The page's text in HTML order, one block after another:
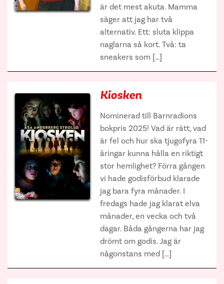
är det mest akuta. Mamma
säger att jag har två
alternativ. Ett: sluta klippa
naglarna så kort. Två: ta
sneakers som […]
Kiosken
Nominerad till Barnradions
bokpris 2025! Vad är rätt, vad
är fel och hur ska tjugofyra 11-
åringar kunna hålla en riktigt
stor hemlighet? Förra gången
vi hade godisförbud klarade
jag bara fyra månader. I
fredags hade jag klarat elva
månader, en vecka och två
dagar. Båda gångerna har jag
drömt om godis. Jag är
någonstans med […]